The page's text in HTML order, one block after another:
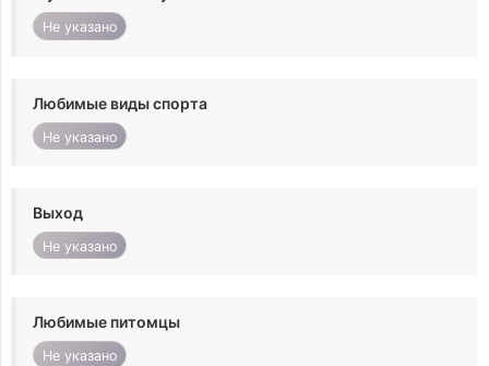
Не указано
Любимые виды спорта
Не указано
Выход
Не указано
Любимые питомцы
Не указано